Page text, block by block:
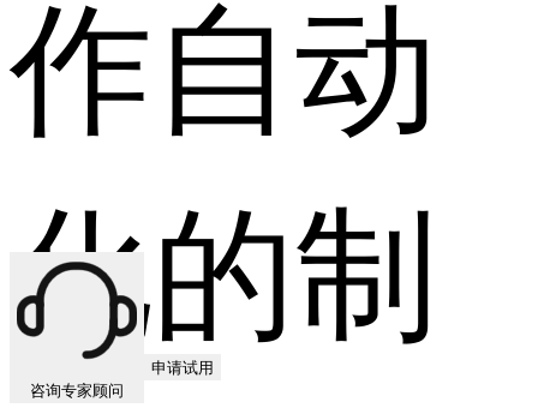
作自动
化的制
咨询专家顾问
申请试用